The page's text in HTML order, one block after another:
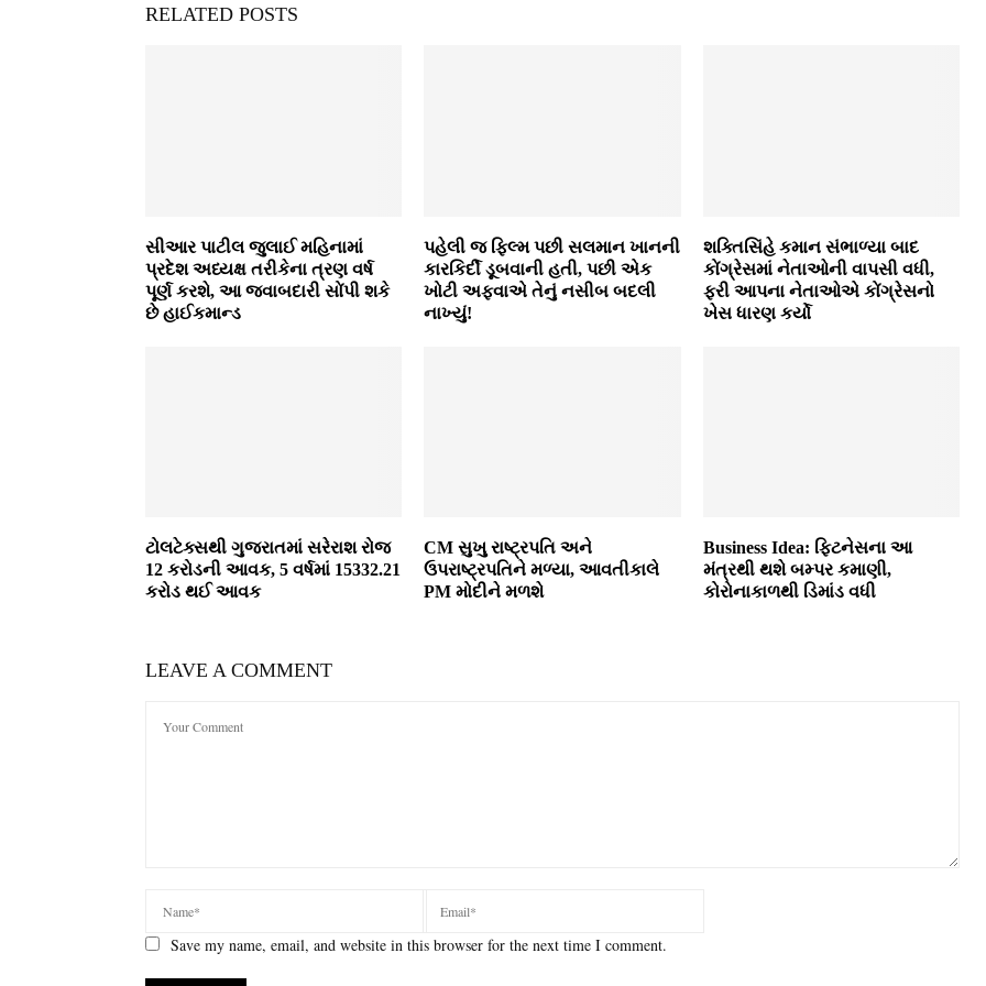
RELATED POSTS
સીઆર પાટીલ જુલાઈ મહિનામાં
પ્રદેશ અધ્યક્ષ તરીકેના ત્રણ વર્ષ
પૂર્ણ કરશે, આ જવાબદારી સોંપી શકે
છે હાઈકમાન્ડ
પહેલી જ ફિલ્મ પછી સલમાન ખાનની
કારકિર્દી ડૂબવાની હતી, પછી એક
ખોટી અફવાએ તેનું નસીબ બદલી
નાખ્યું!
શક્તિસિંહે કમાન સંભાળ્યા બાદ
કોંગ્રેસમાં નેતાઓની વાપસી વધી,
ફરી આપના નેતાઓએ કોંગ્રેસનો
ખેસ ધારણ કર્યો
ટોલટેક્સથી ગુજરાતમાં સરેરાશ રોજ
12 કરોડની આવક, 5 વર્ષમાં 15332.21
કરોડ થઈ આવક
CM સુખુ રાષ્ટ્રપતિ અને
ઉપરાષ્ટ્રપતિને મળ્યા, આવતીકાલે
PM મોદીને મળશે
Business Idea: ફિટનેસના આ
મંત્રથી થશે બમ્પર કમાણી,
કોરોનાકાળથી ડિમાંડ વધી
LEAVE A COMMENT
Save my name, email, and website in this browser for the next time I comment.